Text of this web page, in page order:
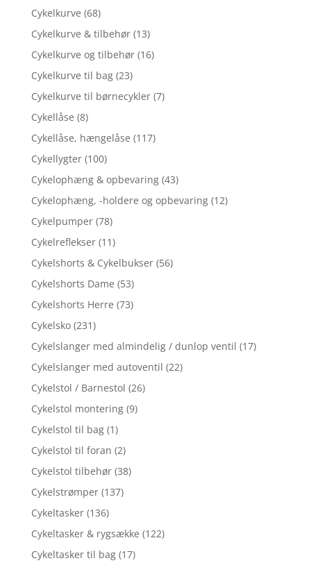
Cykelkurve (68)
Cykelkurve & tilbehør (13)
Cykelkurve og tilbehør (16)
Cykelkurve til bag (23)
Cykelkurve til børnecykler (7)
Cykellåse (8)
Cykellåse, hængelåse (117)
Cykellygter (100)
Cykelophæng & opbevaring (43)
Cykelophæng, -holdere og opbevaring (12)
Cykelpumper (78)
Cykelreflekser (11)
Cykelshorts & Cykelbukser (56)
Cykelshorts Dame (53)
Cykelshorts Herre (73)
Cykelsko (231)
Cykelslanger med almindelig / dunlop ventil (17)
Cykelslanger med autoventil (22)
Cykelstol / Barnestol (26)
Cykelstol montering (9)
Cykelstol til bag (1)
Cykelstol til foran (2)
Cykelstol tilbehør (38)
Cykelstrømper (137)
Cykeltasker (136)
Cykeltasker & rygsække (122)
Cykeltasker til bag (17)